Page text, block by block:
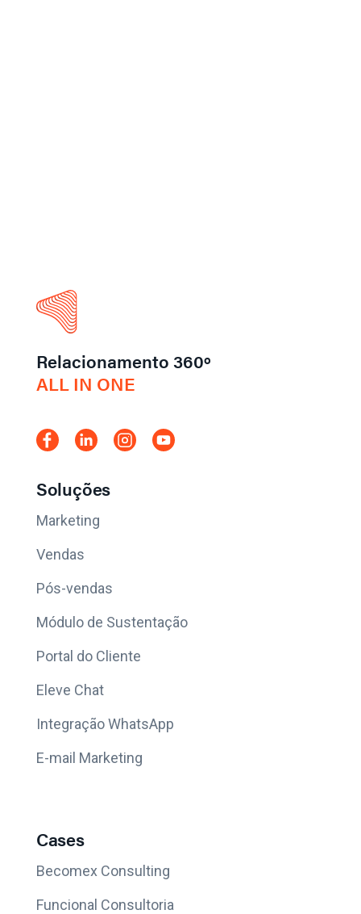
Relacionamento 360º
ALL IN ONE
Soluções
Marketing
Vendas
Pós-vendas
Módulo de Sustentação
Portal do Cliente
Eleve Chat
Integração WhatsApp
E-mail Marketing
Cases
Becomex Consulting
Funcional Consultoria